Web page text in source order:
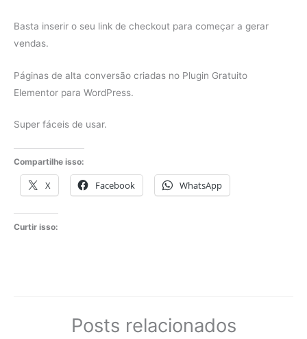
Basta inserir o seu link de checkout para começar a gerar
vendas.
Páginas de alta conversão criadas no Plugin Gratuito
Elementor para WordPress.
Super fáceis de usar.
Compartilhe isso:
X Facebook WhatsApp
Curtir isso:
Posts relacionados